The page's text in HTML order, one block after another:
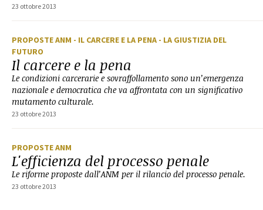
23 ottobre 2013
PROPOSTE ANM - IL CARCERE E LA PENA - LA GIUSTIZIA DEL
FUTURO
Il carcere e la pena
Le condizioni carcerarie e sovraffollamento sono un’emergenza
nazionale e democratica che va affrontata con un significativo
mutamento culturale.
23 ottobre 2013
PROPOSTE ANM
L'efficienza del processo penale
Le riforme proposte dall’ANM per il rilancio del processo penale.
23 ottobre 2013